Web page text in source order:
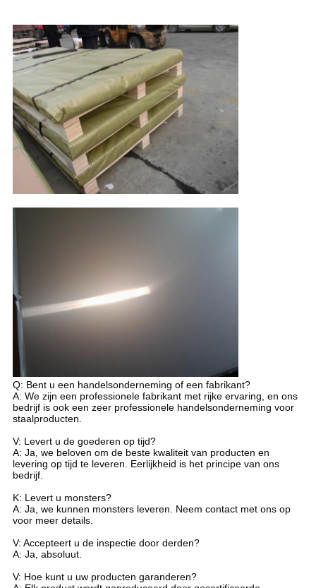
Q: Bent u een handelsonderneming of een fabrikant?
A: We zijn een professionele fabrikant met rijke ervaring, en ons
bedrijf is ook een zeer professionele handelsonderneming voor
staalproducten.
V: Levert u de goederen op tijd?
A: Ja, we beloven om de beste kwaliteit van producten en
levering op tijd te leveren. Eerlijkheid is het principe van ons
bedrijf.
K: Levert u monsters?
A: Ja, we kunnen monsters leveren. Neem contact met ons op
voor meer details.
V: Accepteert u de inspectie door derden?
A: Ja, absoluut.
V: Hoe kunt u uw producten garanderen?